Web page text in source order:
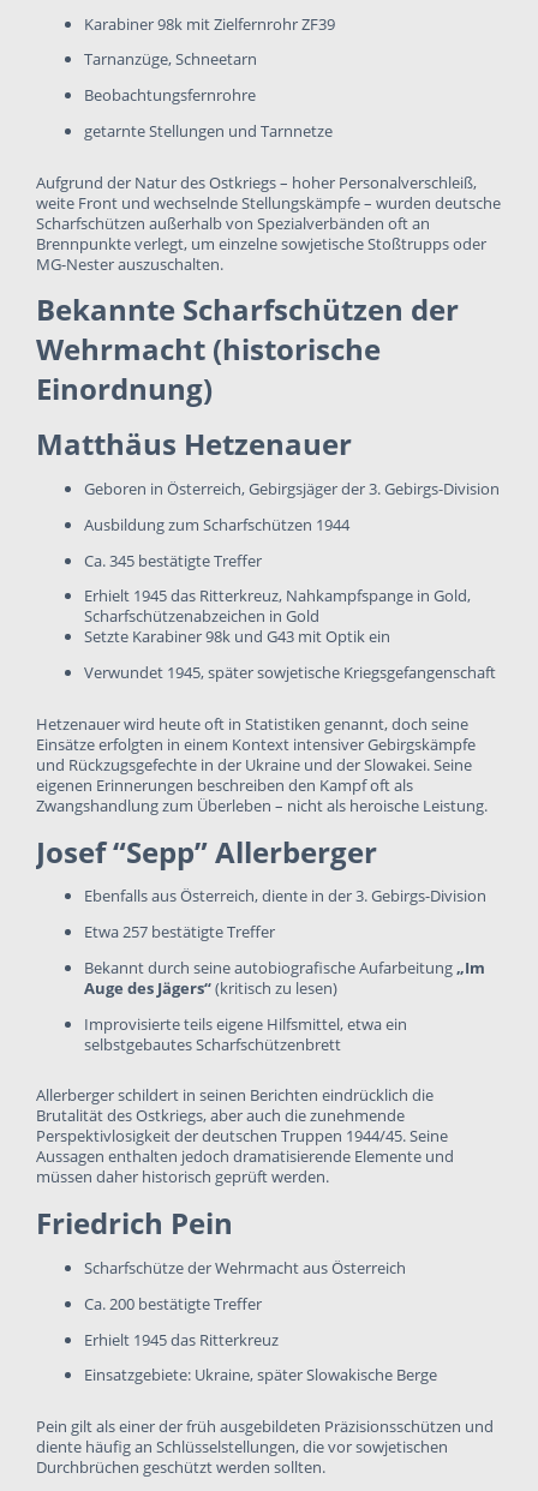
Karabiner 98k mit Zielfernrohr ZF39
Tarnanzüge, Schneetarn
Beobachtungsfernrohre
getarnte Stellungen und Tarnnetze
Aufgrund der Natur des Ostkriegs – hoher Personalverschleiß,
weite Front und wechselnde Stellungskämpfe – wurden deutsche
Scharfschützen außerhalb von Spezialverbänden oft an
Brennpunkte verlegt, um einzelne sowjetische Stoßtrupps oder
MG-Nester auszuschalten.
Bekannte Scharfschützen der
Wehrmacht (historische
Einordnung)
Matthäus Hetzenauer
Geboren in Österreich, Gebirgsjäger der 3. Gebirgs-Division
Ausbildung zum Scharfschützen 1944
Ca. 345 bestätigte Treffer
Erhielt 1945 das Ritterkreuz, Nahkampfspange in Gold,
Scharfschützenabzeichen in Gold
Setzte Karabiner 98k und G43 mit Optik ein
Verwundet 1945, später sowjetische Kriegsgefangenschaft
Hetzenauer wird heute oft in Statistiken genannt, doch seine
Einsätze erfolgten in einem Kontext intensiver Gebirgskämpfe
und Rückzugsgefechte in der Ukraine und der Slowakei. Seine
eigenen Erinnerungen beschreiben den Kampf oft als
Zwangshandlung zum Überleben – nicht als heroische Leistung.
Josef “Sepp” Allerberger
Ebenfalls aus Österreich, diente in der 3. Gebirgs-Division
Etwa 257 bestätigte Treffer
Bekannt durch seine autobiografische Aufarbeitung„Im
Auge des Jägers“(kritisch zu lesen)
Improvisierte teils eigene Hilfsmittel, etwa ein
selbstgebautes Scharfschützenbrett
Allerberger schildert in seinen Berichten eindrücklich die
Brutalität des Ostkriegs, aber auch die zunehmende
Perspektivlosigkeit der deutschen Truppen 1944/45. Seine
Aussagen enthalten jedoch dramatisierende Elemente und
müssen daher historisch geprüft werden.
Friedrich Pein
Scharfschütze der Wehrmacht aus Österreich
Ca. 200 bestätigte Treffer
Erhielt 1945 das Ritterkreuz
Einsatzgebiete: Ukraine, später Slowakische Berge
Pein gilt als einer der früh ausgebildeten Präzisionsschützen und
diente häufig an Schlüsselstellungen, die vor sowjetischen
Durchbrüchen geschützt werden sollten.